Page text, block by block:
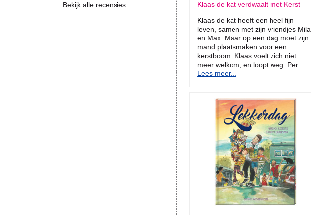
Klaas de kat verdwaalt met Kerst
Klaas de kat heeft een heel fijn
leven, samen met zijn vriendjes Mila
en Max. Maar op een dag moet zijn
mand plaatsmaken voor een
kerstboom. Klaas voelt zich niet
meer welkom, en loopt weg. Per...
Lees meer...
Bekijk alle recensies